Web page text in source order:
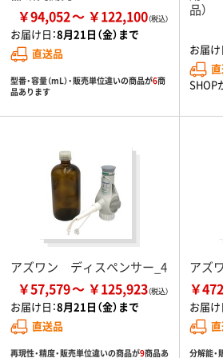
￥94,052 ￥122,100
お届け日：8月21日（金）まで
直送品
型番・容量（mL）・販売単位違いの商品が6商
品あります
品）
お届け
SHOP
アズワン ディスペンサー_4
￥57,579 ￥125,923
お届け日：8月21日（金）まで
直送品
再現性・精度・販売単位違いの商品が9商品あ
アズ
￥
お届け
分解能・